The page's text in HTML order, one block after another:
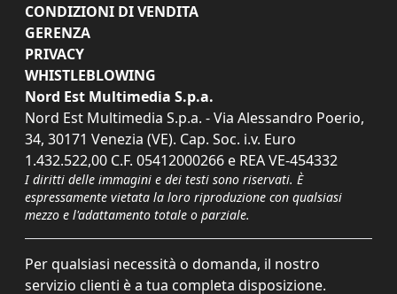
CONDIZIONI DI VENDITA
GERENZA
PRIVACY
WHISTLEBLOWING
Nord Est Multimedia S.p.a.
Nord Est Multimedia S.p.a. - Via Alessandro Poerio,
34, 30171 Venezia (VE). Cap. Soc. i.v. Euro
1.432.522,00 C.F. 05412000266 e REA VE-454332
I diritti delle immagini e dei testi sono riservati. È
espressamente vietata la loro riproduzione con qualsiasi
mezzo e l'adattamento totale o parziale.
Per qualsiasi necessità o domanda, il nostro
servizio clienti è a tua completa disposizione.